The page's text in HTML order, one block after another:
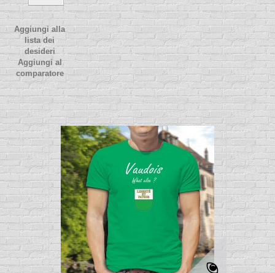
Aggiungi alla
lista dei
desideri
Aggiungi al
comparatore